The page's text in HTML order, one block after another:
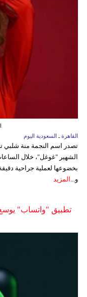
القاهرة ـ السعودية اليوم
تصدر اسم النجمة منة شلبي
الشهير "غوغل"، خلال
بخضوعها لعملية جراحية
و... المزيد
تطبيق "واتساب" يوسع